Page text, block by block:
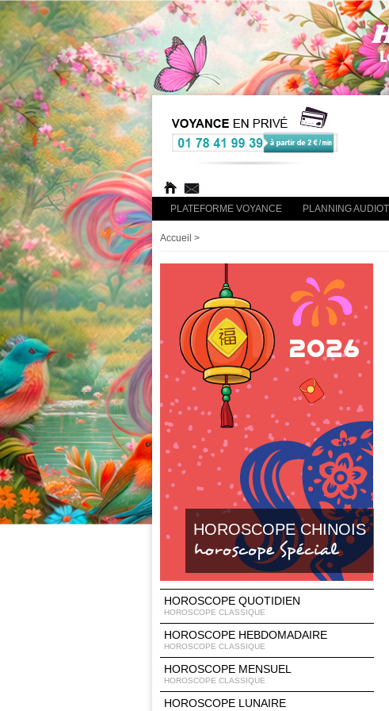
PLATEFORME VOYANCE PLANNING
Accueil >
HOROSCOPE CHINOIS
horoscope Spécial
HOROSCOPE QUOTIDIEN
HOROSCOPE CLASSIQUE
HOROSCOPE HEBDOMADAIRE
HOROSCOPE CLASSIQUE
HOROSCOPE MENSUEL
HOROSCOPE CLASSIQUE
HOROSCOPE LUNAIRE